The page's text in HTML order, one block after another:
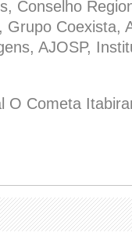
Conselho
Coexista,
AJOSP,
O Cometa